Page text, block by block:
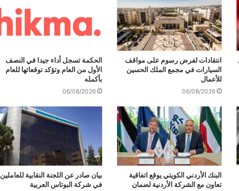
انتقادات لفرض رسوم على مواقف
السيارات في مجمع الملك الحسين
للأعمال
06/08/2026
الحكمة تسجل أداء جيدا في النصف
الأول من العام وتؤكد توقعاتها للعام
بأكمله
06/08/2026
البنك الأردني الكويتي يوقع اتفاقية
تعاون مع الشركة الأردنية لضمان
بيان صادر عن اللجنة النقابية للعاملين
في شركة البوتاس العربية